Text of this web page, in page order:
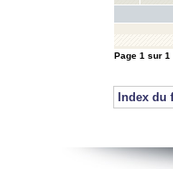
Page 1 sur 1
Index du